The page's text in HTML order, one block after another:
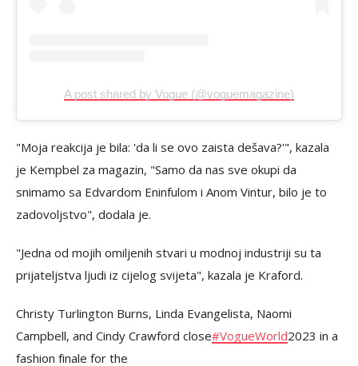
A post shared by Vogue (@voguemagazine)
"Moja reakcija je bila: 'da li se ovo zaista dešava?'", kazala
je Kempbel za magazin, "Samo da nas sve okupi da
snimamo sa Edvardom Eninfulom i Anom Vintur, bilo je to
zadovoljstvo", dodala je.
"Jedna od mojih omiljenih stvari u modnoj industriji su ta
prijateljstva ljudi iz cijelog svijeta", kazala je Kraford.
Christy Turlington Burns, Linda Evangelista, Naomi
Campbell, and Cindy Crawford close#VogueWorld2023 in a
fashion finale for the